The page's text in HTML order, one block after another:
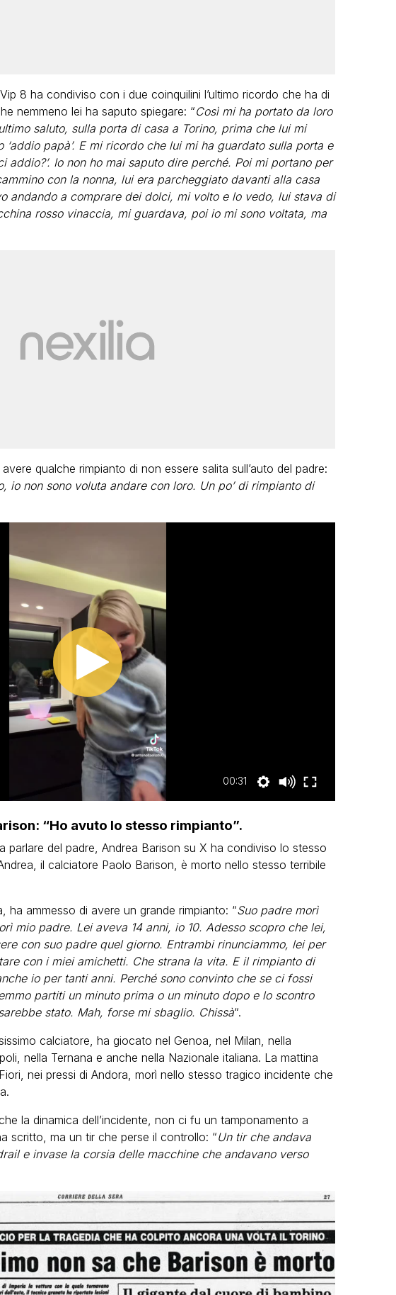
8 ha condiviso con i due coinquilini l’ultimo ricordo che ha di
nemmeno lei ha saputo spiegare: “Così mi ha portato da loro
saluto, sulla porta di casa a Torino, prima che lui mi
papà’. E mi ricordo che lui mi ha guardato sulla porta e
addio?’. Io non ho mai saputo dire perché. Poi mi portano per
con la nonna, lui era parcheggiato davanti alla casa
andando a comprare dei dolci, mi volto e lo vedo, lui stava di
rosso vinaccia, mi guardava, poi io mi sono voltata, ma
qualche rimpianto di non essere salita sull’auto del padre:
io non sono voluta andare con loro. Un po’ di rimpianto di
00:31
“Ho avuto lo stesso rimpianto”.
parlare del padre, Andrea Barison su X ha condiviso lo stesso
il calciatore Paolo Barison, è morto nello stesso terribile
ha ammesso di avere un grande rimpianto: “Suo padre morì
mio padre. Lei aveva 14 anni, io 10. Adesso scopro che lei,
con suo padre quel giorno. Entrambi rinunciammo, lei per
con i miei amichetti. Che strana la vita. E il rimpianto di
io per tanti anni. Perché sono convinto che se ci fossi
partiti un minuto prima o un minuto dopo e lo scontro
stato. Mah, forse mi sbaglio. Chissà“.
calciatore, ha giocato nel Genoa, nel Milan, nella
nella Ternana e anche nella Nazionale italiana. La mattina
nei pressi di Andora, morì nello stesso tragico incidente che
la dinamica dell’incidente, non ci fu un tamponamento a
scritto, ma un tir che perse il controllo: “Un tir che andava
e invase la corsia delle macchine che andavano verso